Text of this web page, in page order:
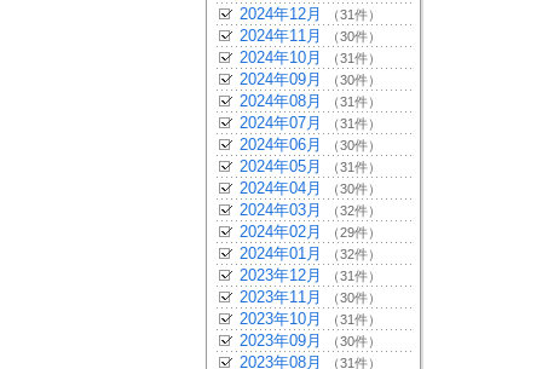
2024年12月 （31件）
2024年11月 （30件）
2024年10月 （31件）
2024年09月 （30件）
2024年08月 （31件）
2024年07月 （31件）
2024年06月 （30件）
2024年05月 （31件）
2024年04月 （30件）
2024年03月 （32件）
2024年02月 （29件）
2024年01月 （32件）
2023年12月 （31件）
2023年11月 （30件）
2023年10月 （31件）
2023年09月 （30件）
2023年08月 （31件）